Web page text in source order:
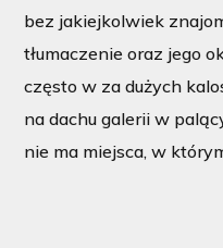
bez jakiejkolwiek
tłumaczenie oraz jego
często w za dużych
na dachu galerii w
nie ma miejsca, w